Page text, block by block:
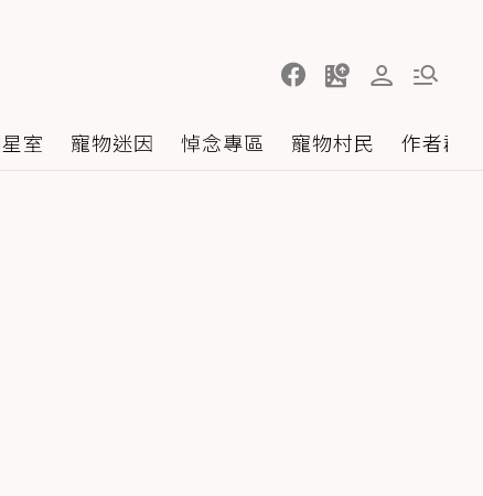
室 寵物迷因 悼念專區 寵物村民 作者群